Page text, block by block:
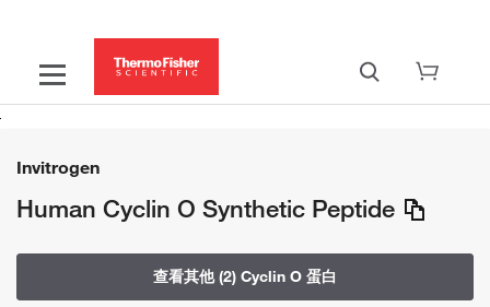
Invitrogen
Human Cyclin O Synthetic Peptide
查看其他 (2) Cyclin O 蛋白